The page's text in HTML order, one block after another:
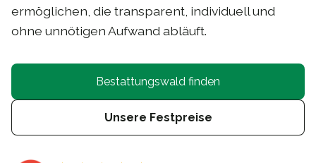
ermöglichen, die transparent, individuell und
ohne unnötigen Aufwand abläuft.
Bestattungswald finden
Unsere Festpreise